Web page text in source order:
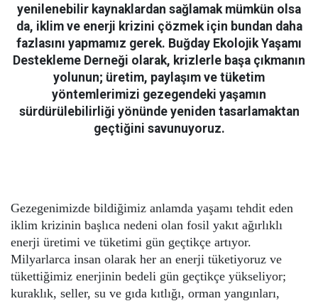
yenilenebilir kaynaklardan sağlamak mümkün olsa
da, iklim ve enerji krizini çözmek için bundan daha
fazlasını yapmamız gerek. Buğday Ekolojik Yaşamı
Destekleme Derneği olarak, krizlerle başa çıkmanın
yolunun; üretim, paylaşım ve tüketim
yöntemlerimizi gezegendeki yaşamın
sürdürülebilirliği yönünde yeniden tasarlamaktan
geçtiğini savunuyoruz.
Gezegenimizde bildiğimiz anlamda yaşamı tehdit eden
iklim krizinin başlıca nedeni olan fosil yakıt ağırlıklı
enerji üretimi ve tüketimi gün geçtikçe artıyor.
Milyarlarca insan olarak her an enerji tüketiyoruz ve
tükettiğimiz enerjinin bedeli gün geçtikçe yükseliyor;
kuraklık, seller, su ve gıda kıtlığı, orman yangınları,